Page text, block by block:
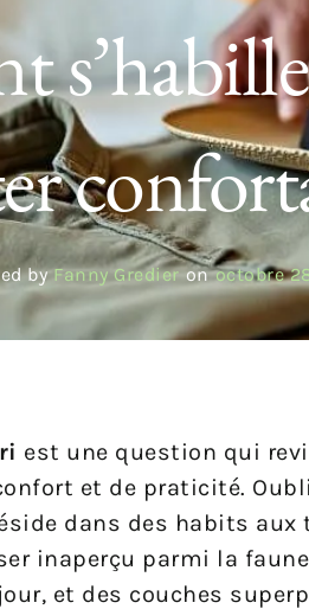
by Fanny Gredier on octobre
est une question qui
et de praticité.
dans des habits
inaperçu parmi la
et des couches